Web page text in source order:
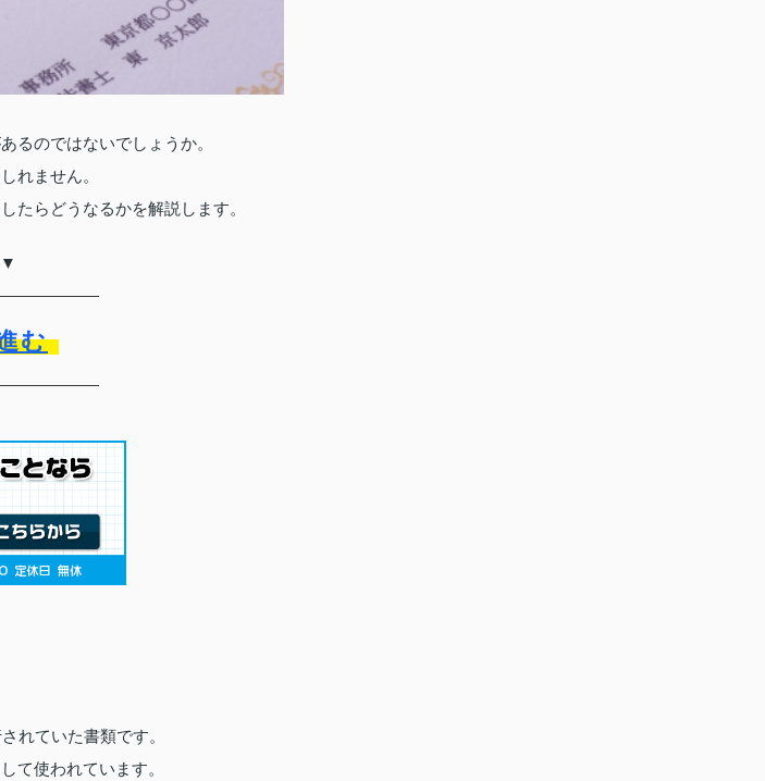
るのではないでしょうか。
れません。
たらどうなるかを解説します。
▼
む
れていた書類です。
て使われています。